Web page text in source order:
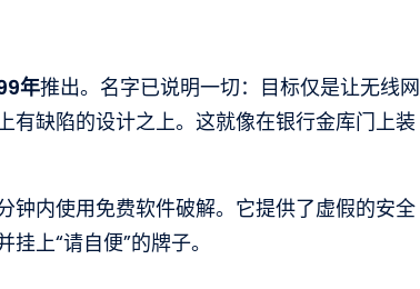
年推出。名字已说明一切：目标仅是让无线网
有缺陷的设计之上。这就像在银行金库门上装
钟内使用免费软件破解。它提供了虚假的安全
上“请自便”的牌子。